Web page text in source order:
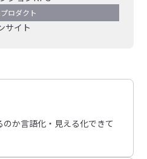
ロダクト
サイト
か言語化・見える化できて